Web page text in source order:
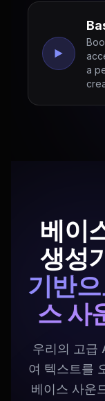
a
베이
생성
기반
스 사
우리의 고급
여 텍스트를
베이스 사운